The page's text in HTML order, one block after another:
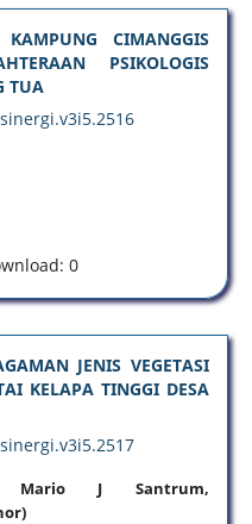
CIMANGGIS
PSIKOLOGIS
TUA
0
JENIS VEGETASI
KELAPA TINGGI DESA
J Santrum,